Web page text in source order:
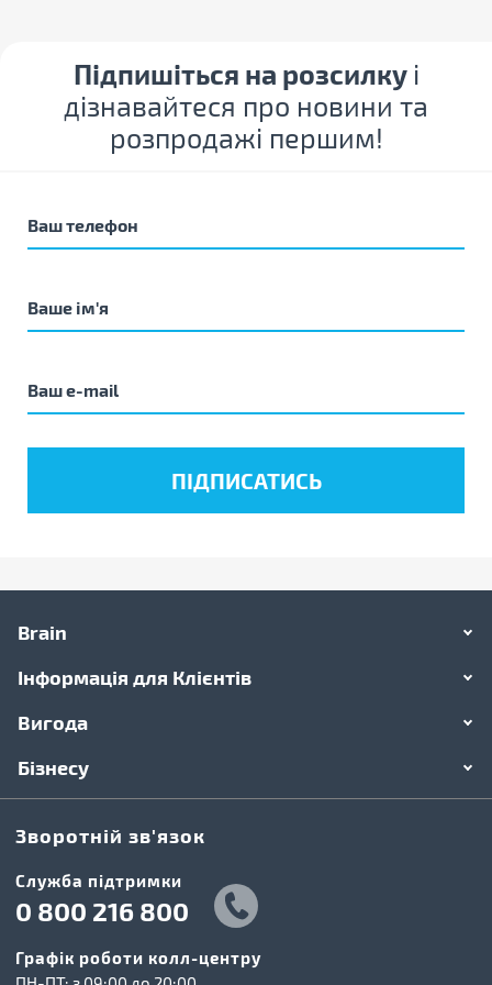
Підпишіться на розсилку і
дізнавайтеся про новини та
розпродажі першим!
Brain
Інформація для Клієнтів
Вигода
Бізнесу
Зворотній зв'язок
Cлужба підтримки
0 800 216 800
Графік роботи колл-центру